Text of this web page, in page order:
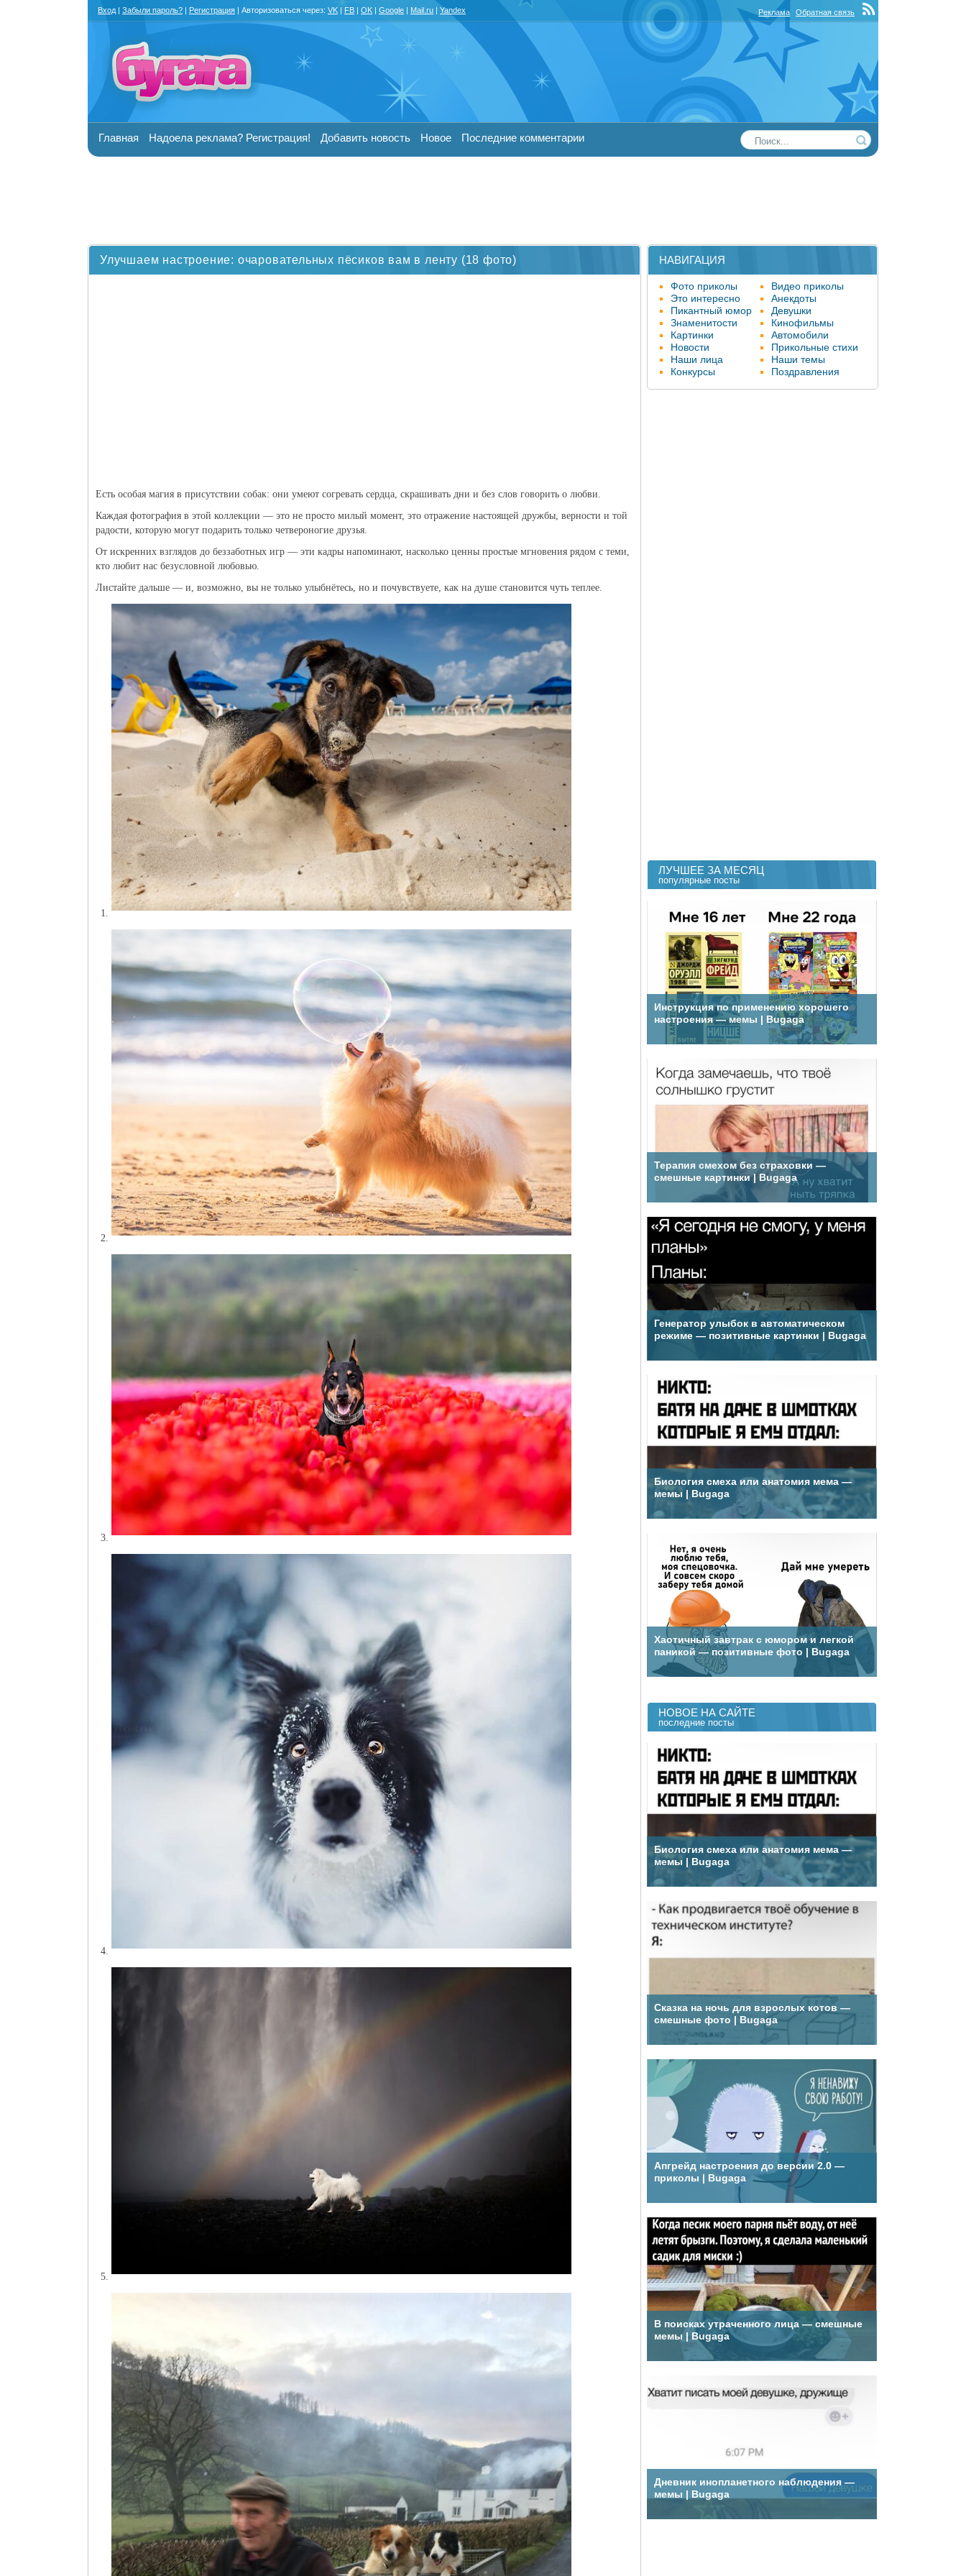
Улучшаем настроение: очаровательных пёсиков вам в ленту (18 фото)
Есть особая магия в присутствии собак: они умеют согревать сердца, скрашивать дни и без слов говорить о любви.
Каждая фотография в этой коллекции — это не просто милый момент, это отражение настоящей дружбы, верности и той
радости, которую могут подарить только четвероногие друзья.
От искренних взглядов до беззаботных игр — эти кадры напоминают, насколько ценны простые мгновения рядом с теми,
кто любит нас безусловной любовью.
Листайте дальше — и, возможно, вы не только улыбнётесь, но и почувствуете, как на душе становится чуть теплее.
НАВИГАЦИЯ
Фото приколы
Видео приколы
Это интересно
Анекдоты
Пикантный юмор
Девушки
Знаменитости
Кинофильмы
Картинки
Автомобили
Новости
Прикольные стихи
Наши лица
Наши темы
Конкурсы
Поздравления
ЛУЧШЕЕ ЗА МЕСЯЦ
популярные посты
Инструкция по применению хорошего
настроения — мемы | Bugaga
Терапия смехом без страховки —
смешные картинки | Bugaga
Генератор улыбок в автоматическом
режиме — позитивные картинки | Bugaga
Биология смеха или анатомия мема —
мемы | Bugaga
Хаотичный завтрак с юмором и легкой
паникой — позитивные фото | Bugaga
НОВОЕ НА САЙТЕ
последние посты
Биология смеха или анатомия мема —
мемы | Bugaga
Сказка на ночь для взрослых котов —
смешные фото | Bugaga
Апгрейд настроения до версии 2.0 —
приколы | Bugaga
В поисках утраченного лица — смешные
мемы | Bugaga
Дневник инопланетного наблюдения —
мемы | Bugaga
Вход | Забыли пароль? | Регистрация | Авторизоваться через: VK | FB | OK | Google | Mail.ru | Yandex Реклама Обратная связь
Главная Надоела реклама? Регистрация! Добавить новость Новое Последние комментарии